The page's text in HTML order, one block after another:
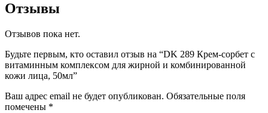
Отзывы
Отзывов пока нет.
Будьте первым, кто оставил отзыв на “DK 289 Крем-сорбет с
витаминным комплексом для жирной и комбинированной
кожи лица, 50мл”
Ваш адрес email не будет опубликован. Обязательные поля
помечены *